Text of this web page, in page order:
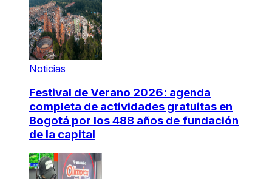
Noticias
Festival de Verano 2026: agenda
completa de actividades gratuitas en
Bogotá por los 488 años de fundación
de la capital